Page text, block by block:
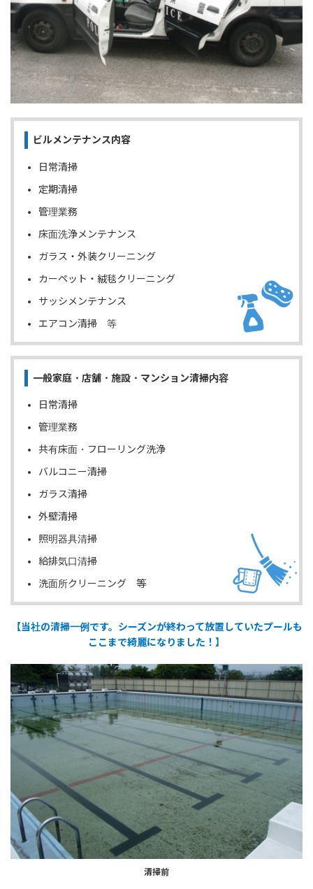
ビルメンテナンス内容
日常清掃
定期清掃
管理業務
床面洗浄メンテナンス
ガラス・外装クリーニング
カーペット・絨毯クリーニング
サッシメンテナンス
エアコン清掃 等
一般家庭・店舗・施設・マンション清掃内容
日常清掃
管理業務
共有床面・フローリング洗浄
バルコニー清掃
ガラス清掃
外壁清掃
照明器具清掃
給排気口清掃
洗面所クリーニング 等
【当社の清掃一例です。シーズンが終わって放置していたプールも
ここまで綺麗になりました！】
清掃前